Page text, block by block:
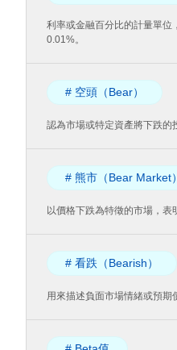
利率或金融百分比的計量單位
0.01%。
# 空頭（Bear）
認為市場或特定資產將下跌的
# 熊市（Bear Market）
以價格下跌為特徵的市場，表
# 看跌（Bearish）
用來描述負面市場情緒或預期